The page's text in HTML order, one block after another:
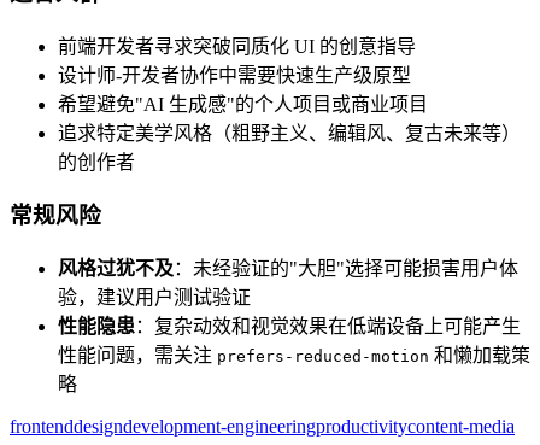
前端开发者寻求突破同质化 UI 的创意指导
设计师-开发者协作中需要快速生产级原型
希望避免"AI 生成感"的个人项目或商业项目
追求特定美学风格（粗野主义、编辑风、复古未来等）
的创作者
常规风险
风格过犹不及 ：未经验证的"大胆"选择可能损害用户体
验，建议用户测试验证
性能隐患 ：复杂动效和视觉效果在低端设备上可能产生
性能问题，需关注 prefers-reduced-motion 和懒加载策
略
frontenddesigndevelopment-engineeringproductivitycontent-media